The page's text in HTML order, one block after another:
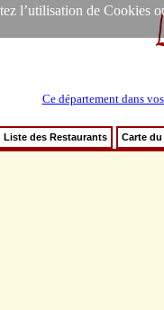
l’utilisation de Cookies
Ce département dans
Liste des Restaurants Carte